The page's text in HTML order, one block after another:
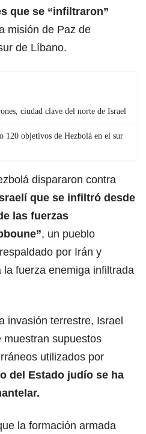
que se “infiltraron”
misión de Paz de
de Líbano.
ciudad clave del norte de Israel
120 objetivos de Hezbolá en el sur
dispararon contra
que se infiltró desde
las fuerzas
”, un pueblo
por Irán y
la fuerza enemiga infiltrada
invasión terrestre, Israel
supuestos
utilizados por
del Estado judío se ha
la formación armada